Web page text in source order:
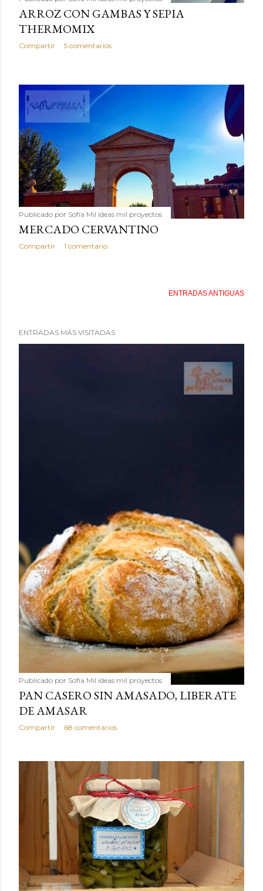
ARROZ CON GAMBAS Y SEPIA
THERMOMIX
Compartir 5 comentarios
Publicado por Sofía Mil ideas mil proyectos
MERCADO CERVANTINO
Compartir 1 comentario
ENTRADAS ANTIGUAS
ENTRADAS MÁS VISITADAS
Publicado por Sofía Mil ideas mil proyectos
PAN CASERO SIN AMASADO, LIBERATE
DE AMASAR
Compartir 68 comentarios